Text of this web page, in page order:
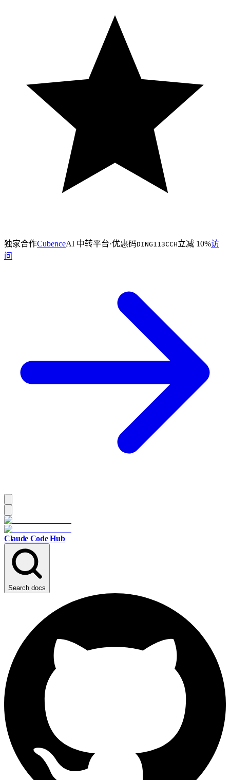
独家合作CubenceAI 中转平台·优惠码DING113CCH立减 10%访
问
Claude Code Hub
Search docs